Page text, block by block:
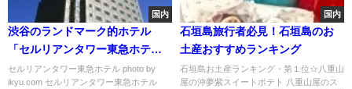
国内
渋谷のランドマーク的ホテル
「セルリアンタワー東急ホテ
ル」のレストランおすすめ３選
セルリアンタワー東急ホテル photo by
ikyu.com セルリアンタワー東急ホテル
国内
石垣島旅行者必見！石垣島のお
土産おすすめランキング
石垣島お土産ランキング・第１位☆八重山
屋の沖夢紫スイートポテト 八重山屋のス